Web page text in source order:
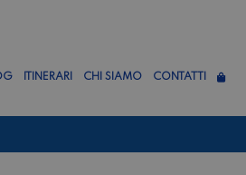
ITINERARI CHI SIAMO CONTATTI